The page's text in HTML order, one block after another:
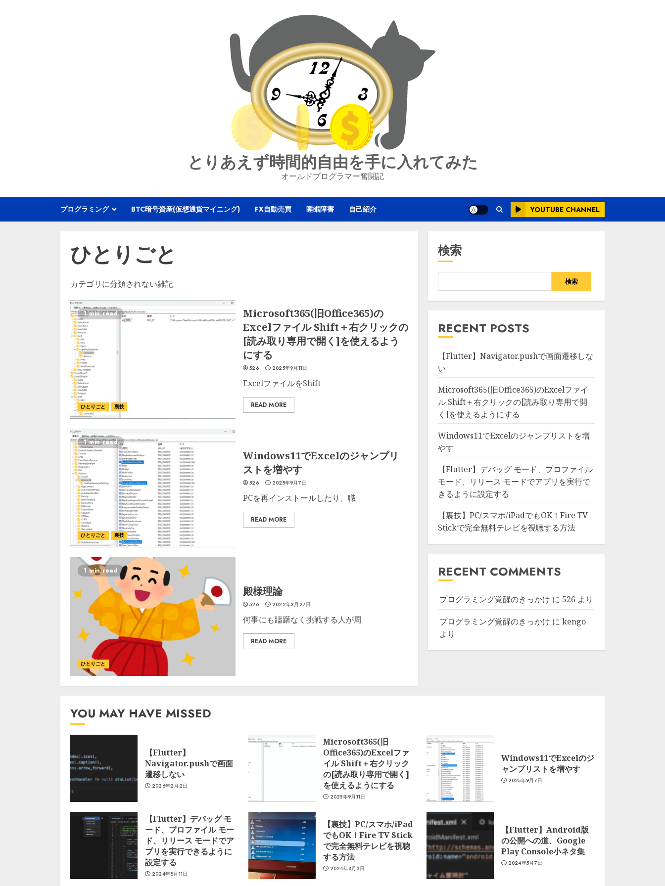
とりあえず時間的自由を手に入れてみた
オールドプログラマー奮闘記
プログラミング BTC暗号資産(仮想通貨マイニング) FX自動売買 睡眠障害 自己紹介 YOUTUBE CHANNEL
ひとりごと
カテゴリに分類されない雑記
1 min read
ひとりごと 裏技
Microsoft365(旧Office365)の
Excelファイル Shift＋右クリックの
[読み取り専用で開く]を使えるよう
にする
526 2025年9月11日
ExcelファイルをShift
READ MORE
1 min read
ひとりごと 裏技
Windows11でExcelのジャンプリ
ストを増やす
526 2025年9月7日
PCを再インストールしたり、職
READ MORE
1 min read
ひとりごと
殿様理論
526 2022年3月27日
何事にも躊躇なく挑戦する人が周
READ MORE
検索
検索
RECENT POSTS
【Flutter】Navigator.pushで画面遷移しな
い
Microsoft365(旧Office365)のExcelファイ
ル Shift＋右クリックの[読み取り専用で開
く]を使えるようにする
Windows11でExcelのジャンプリストを増
やす
【Flutter】デバッグ モード、プロファイル
モード、リリース モードでアプリを実行で
きるように設定する
【裏技】PC/スマホ/iPadでもOK！Fire TV
Stickで完全無料テレビを視聴する方法
RECENT COMMENTS
プログラミング覚醒のきっかけ に 526 より
プログラミング覚醒のきっかけ にkengo
より
YOU MAY HAVE MISSED
【Flutter】
Navigator.pushで画面
遷移しない
2026年2月2日
Microsoft365(旧
Office365)のExcelファ
イル Shift＋右クリック
の[読み取り専用で開く]
を使えるようにする
2025年9月11日
Windows11でExcelのジ
ャンプリストを増やす
2025年9月7日
【Flutter】デバッグ モ
ード、プロファイル モー
ド、リリース モードでア
プリを実行できるように
設定する
2024年8月11日
【裏技】PC/スマホ/iPad
でもOK！Fire TV Stick
で完全無料テレビを視聴
する方法
2024年8月3日
【Flutter】Android版
の公開への道、Google
Play Console小ネタ集
2024年5月7日